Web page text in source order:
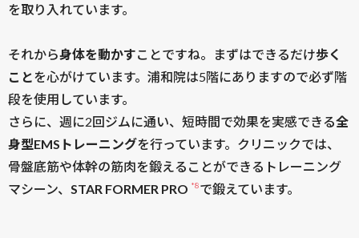
を取り入れています。
それから身体を動かすことですね。まずはできるだけ歩く
ことを心がけています。浦和院は5階にありますので必ず階
段を使用しています。
さらに、週に2回ジムに通い、短時間で効果を実感できる全
身型EMSトレーニングを行っています。クリニックでは、
骨盤底筋や体幹の筋肉を鍛えることができるトレーニング
マシーン、 STAR FORMER PRO *8で鍛えています。